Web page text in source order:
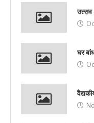
उत्सव
घर